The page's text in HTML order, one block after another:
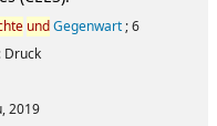
undGegenwart; 6
Druck
2019